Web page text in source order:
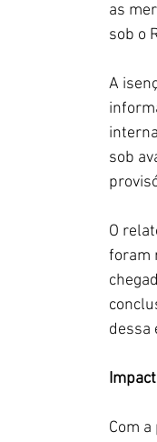
as
sob o
A
sob
O
foram
dessa
Com